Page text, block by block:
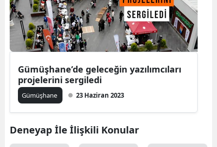
İzmir
Kars
Kastamonu
Konya
Gümüşhane’de geleceğin yazılımcıları
projelerini sergiledi
Gümüşhane 23 Haziran 2023
Deneyap İle İlişkili Konular